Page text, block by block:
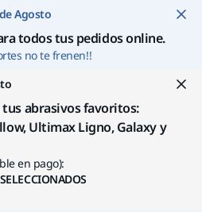
Ir a contenido
Agosto
todos tus pedidos online.
no te frenen!!
tus abrasivos favoritos:
Ultimax Ligno, Galaxy y
en pago):